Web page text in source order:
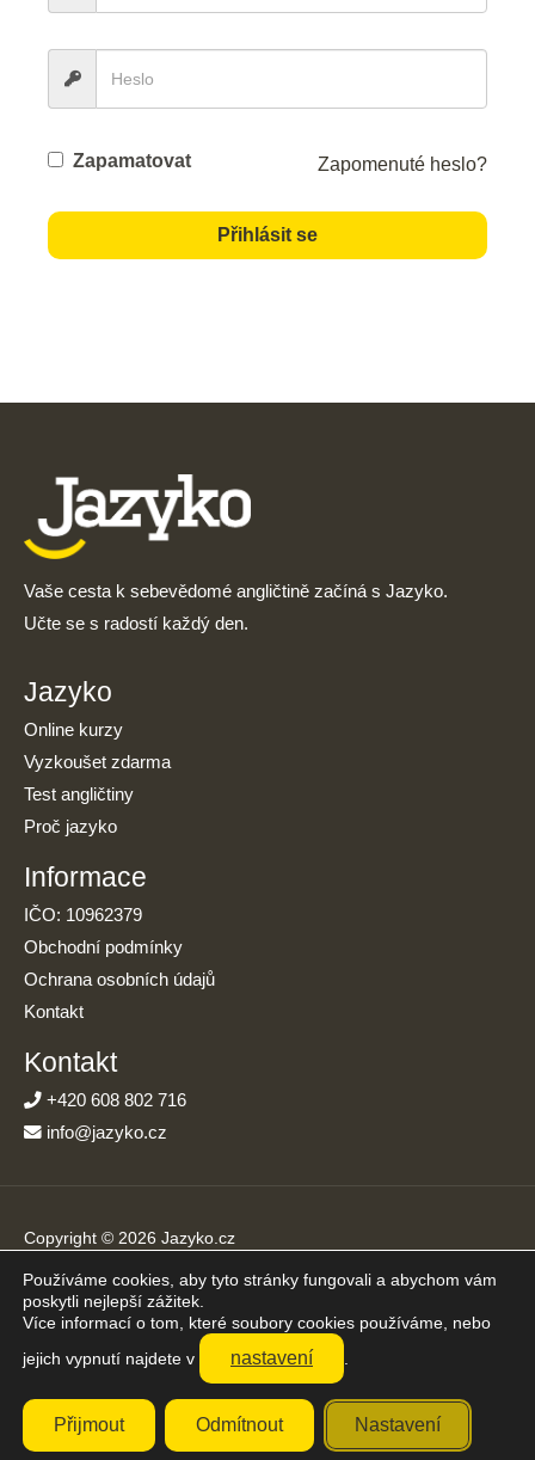
Zapamatovat Zapomenuté heslo?
Přihlásit se
Vaše cesta k sebevědomé angličtině začíná s Jazyko.
Učte se s radostí každý den.
Jazyko
Online kurzy
Vyzkoušet zdarma
Test angličtiny
Proč jazyko
Informace
IČO: 10962379
Obchodní podmínky
Ochrana osobních údajů
Kontakt
Kontakt
+420 608 802 716
info@jazyko.cz
Copyright © 2026 Jazyko.cz
Online kurzy angličtiny s podporou živého lektora. Učíte se jen
20 minut denně.
Přijímáme platby online
Používáme cookies, aby tyto stránky fungovali a abychom vám
poskytli nejlepší zážitek.
Více informací o tom, které soubory cookies používáme, nebo
jejich vypnutí najdete v
nastavení
Přijmout Odmítnout Nastavení